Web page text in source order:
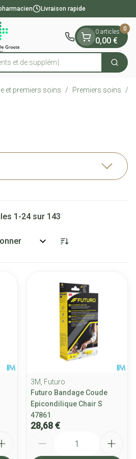
Livraison rapide
0 articles
0,00 €
0
et premiers soins / Premiers soins /
1 -24sur 143
3M, Futuro
Futuro Bandage Coude
Epicondilique Chair S
47861
28,68 €